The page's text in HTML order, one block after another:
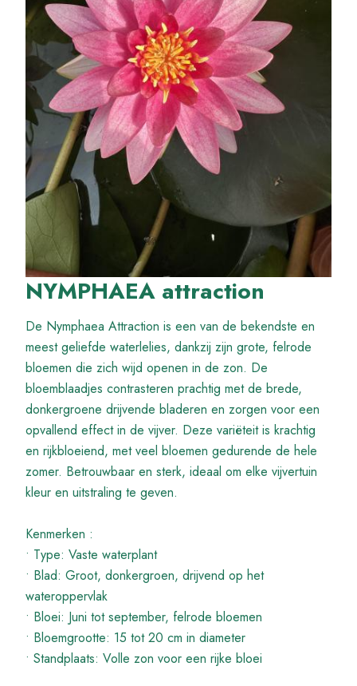
NYMPHAEA attraction
De Nymphaea Attraction is een van de bekendste en
meest geliefde waterlelies, dankzij zijn grote, felrode
bloemen die zich wijd openen in de zon. De
bloemblaadjes contrasteren prachtig met de brede,
donkergroene drijvende bladeren en zorgen voor een
opvallend effect in de vijver. Deze variëteit is krachtig
en rijkbloeiend, met veel bloemen gedurende de hele
zomer. Betrouwbaar en sterk, ideaal om elke vijvertuin
kleur en uitstraling te geven.
Kenmerken :
• Type: Vaste waterplant
• Blad: Groot, donkergroen, drijvend op het
wateroppervlak
• Bloei: Juni tot september, felrode bloemen
• Bloemgrootte: 15 tot 20 cm in diameter
• Standplaats: Volle zon voor een rijke bloei